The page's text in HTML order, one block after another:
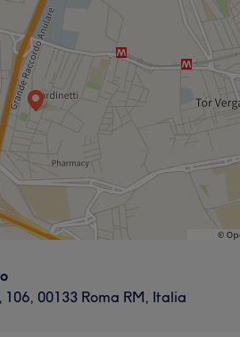
00133 Roma RM, Italia